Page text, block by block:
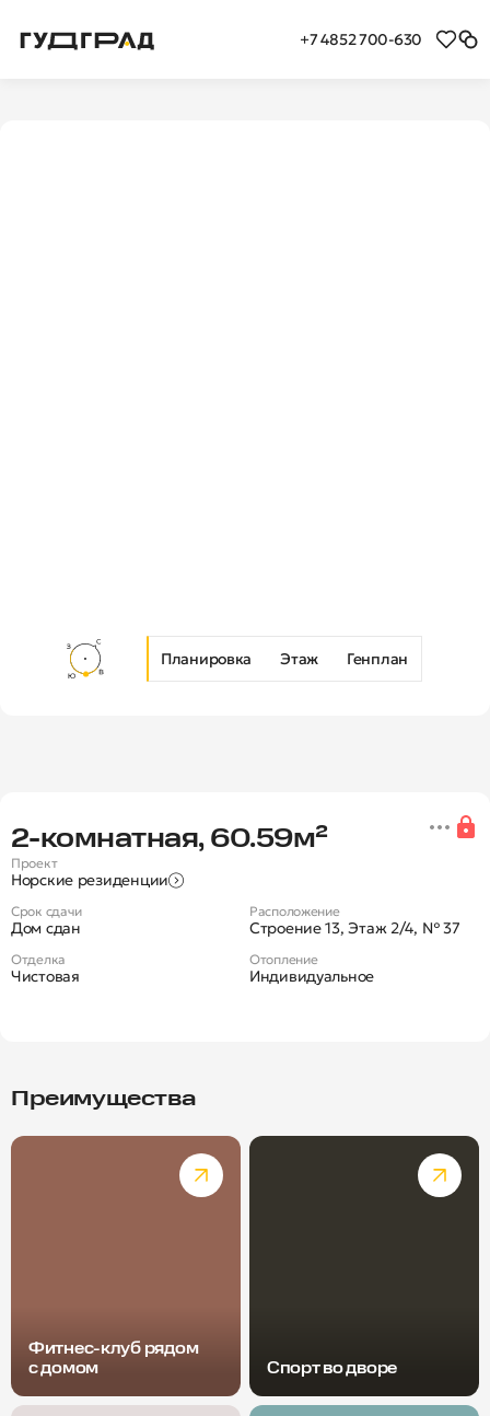
+7 4852 700-630
Планировка Этаж Генплан
Новая 2-комнатная квартира в
2‑комнатная, 60.59м²
Проект
Норские резиденции
Срок сдачи
Дом сдан
Расположение
Строение 13, Этаж 2/4, № 37
Отделка
Чистовая
Отопление
Индивидуальное
Преимущества
Фитнес-клуб рядом
с домом
Спорт во дворе